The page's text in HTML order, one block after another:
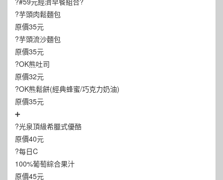
?芋頭肉鬆麵包
原價35元
?芋頭流沙麵包
原價35元
?OK熊吐司
原價32元
?OK熊鬆餅(經典蜂蜜/巧克力奶油)
原價35元
➕
?光泉頂級希臘式優酪
原價40元
?每日C
100%葡萄綜合果汁
原價45元